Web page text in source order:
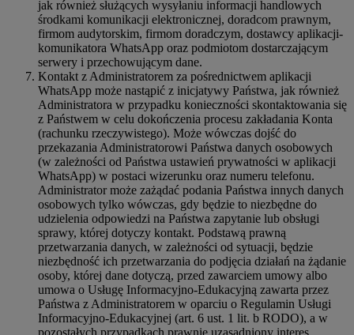
jak również służących wysyłaniu informacji handlowych
środkami komunikacji elektronicznej, doradcom prawnym,
firmom audytorskim, firmom doradczym, dostawcy aplikacji-
komunikatora WhatsApp oraz podmiotom dostarczającym
serwery i przechowującym dane.
Kontakt z Administratorem za pośrednictwem aplikacji
WhatsApp może nastąpić z inicjatywy Państwa, jak również
Administratora w przypadku konieczności skontaktowania się
z Państwem w celu dokończenia procesu zakładania Konta
(rachunku rzeczywistego). Może wówczas dojść do
przekazania Administratorowi Państwa danych osobowych
(w zależności od Państwa ustawień prywatności w aplikacji
WhatsApp) w postaci wizerunku oraz numeru telefonu.
Administrator może zażądać podania Państwa innych danych
osobowych tylko wówczas, gdy będzie to niezbędne do
udzielenia odpowiedzi na Państwa zapytanie lub obsługi
sprawy, której dotyczy kontakt. Podstawą prawną
przetwarzania danych, w zależności od sytuacji, będzie
niezbędność ich przetwarzania do podjęcia działań na żądanie
osoby, której dane dotyczą, przed zawarciem umowy albo
umowa o Usługę Informacyjno-Edukacyjną zawarta przez
Państwa z Administratorem w oparciu o Regulamin Usługi
Informacyjno-Edukacyjnej (art. 6 ust. 1 lit. b RODO), a w
pozostałych przypadkach prawnie uzasadniony interes